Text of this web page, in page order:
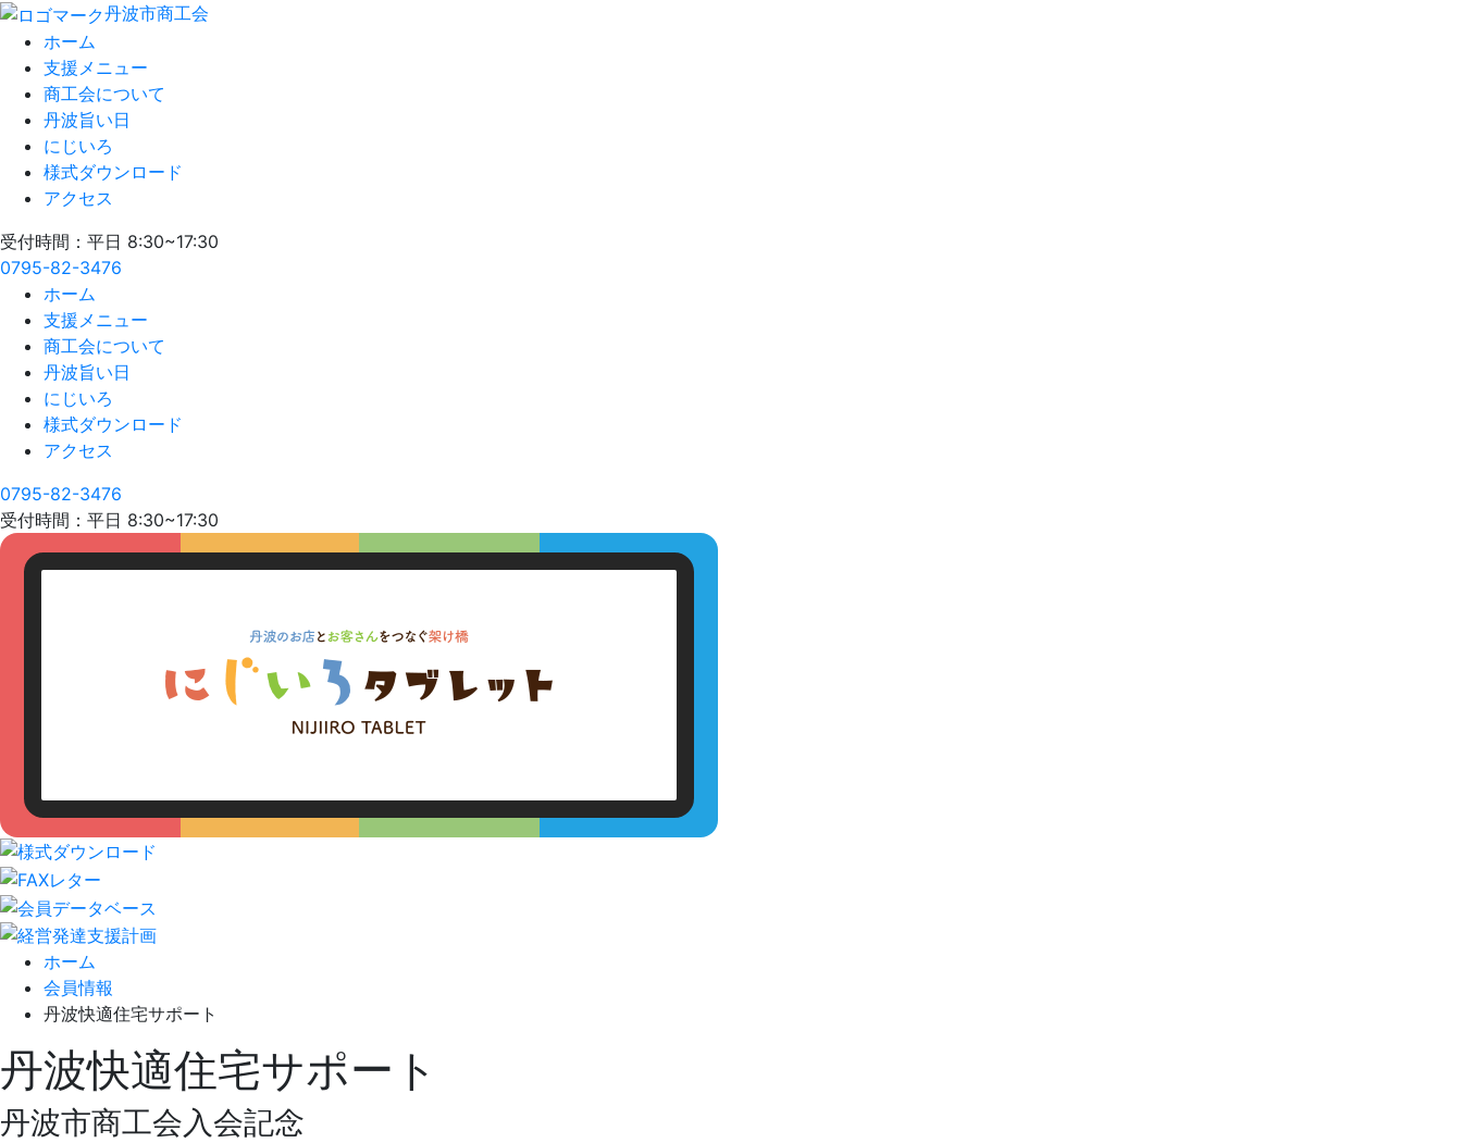
丹波市商工会
ホーム
支援メニュー
商工会について
丹波旨い日
にじいろ
様式ダウンロード
アクセス
受付時間：平日 8:30~17:30
0795-82-3476
ホーム
支援メニュー
商工会について
丹波旨い日
にじいろ
様式ダウンロード
アクセス
0795-82-3476
受付時間：平日 8:30~17:30
ホーム
会員情報
丹波快適住宅サポート
丹波快適住宅サポート
丹波市商工会入会記念